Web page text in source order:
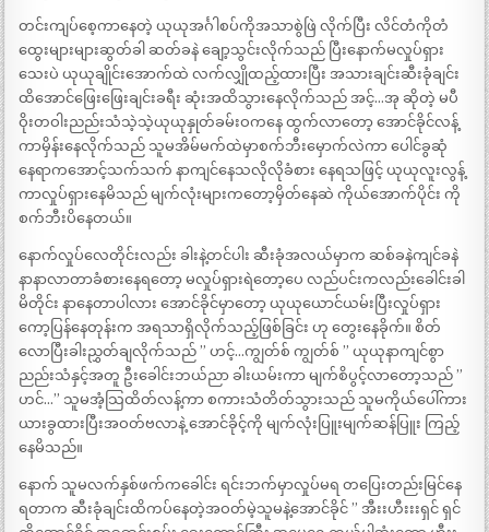
တင်းကျပ်စေ့ကာနေတဲ့ ယုယုအင်္ဂါစပ်ကိုအသာစွဲဖြဲ လိုက်ပြီး လိင်တံကိုတံ
ထွေးများများဆွတ်ခါ ဆတ်ခနဲ ချော့သွင်းလိုက်သည် ပြီးနောက်မလှုပ်ရှား
သေးပဲ ယုယုချိုင်းအောက်ထဲ လက်လျှိုထည့်ထားပြီး အသားချင်းဆီးခုံချင်း
ထိအောင်ဖြေးဖြေးချင်းခရီး ဆုံးအထိသွားနေလိုက်သည် အင့်…အု ဆိုတဲ့ မပီ
ဝိုးတဝါးညည်းသံသဲ့သဲ့ယုယုနှုတ်ခမ်းဝကနေ ထွက်လာတော့ အောင်ခိုင်လန့်
ကာမှိန်းနေလိုက်သည် သူမအိမ်မက်ထဲမှာစက်ဘီးမှောက်လဲကာ ပေါင်ခွဆုံ
နေရာကအောင့်သက်သက် နာကျင်နေသလိုလိုခံစား နေရသဖြင့် ယုယုလူးလွန့်
ကာလှုပ်ရှားနေမိသည် မျက်လုံးများကတော့မှိတ်နေဆဲ ကိုယ်အောက်ပိုင်း ကို
စက်ဘီးပိနေတယ်။
နောက်လှုပ်လေတိုင်းလည်း ခါးနဲ့တင်ပါး ဆီးခုံအလယ်မှာက ဆစ်ခနဲကျင်ခနဲ
နာနာလာတာခံစားနေရတော့ မလှုပ်ရှားရဲတော့ပေ လည်ပင်းကလည်းခေါင်းခါ
မိတိုင်း နာနေတာပါလား အောင်ခိုင်မှာတော့ ယုယုယောင်ယမ်းပြီးလှုပ်ရှား
ကော့ပြန်နေတုန်းက အရသာရှိလိုက်သည့်ဖြစ်ခြင်း ဟု တွေးနေခိုက်။ စိတ်
လောပြီးခါးညွှတ်ချလိုက်သည် ” ဟင့်…ကျွတ်စ် ကျွတ်စ် ” ယုယုနာကျင်စွာ
ညည်းသံနှင့်အတူ ဦးခေါင်းဘယ်ညာ ခါးယမ်းကာ မျက်စိပွင့်လာတော့သည် ”
ဟင်…” သူမအံ့သြထိတ်လန့်ကာ စကားသံတိတ်သွားသည် သူမကိုယ်ပေါ်ကား
ယားခွထားပြီးအဝတ်ဗလာနဲ့ အောင်ခိုင့်ကို မျက်လုံးပြူးမျက်ဆန်ပြူး ကြည့်
နေမိသည်။
နောက် သူမလက်နှစ်ဖက်ကခေါင်း ရင်းဘက်မှာလှုပ်မရ တပြေးတည်းမြင်နေ
ရတာက ဆီးခုံချင်းထိကပ်နေတဲ့အဝတ်မဲ့သူမနဲ့အောင်ခိုင် ” အီးးဟီးးးရှင် ရှင်